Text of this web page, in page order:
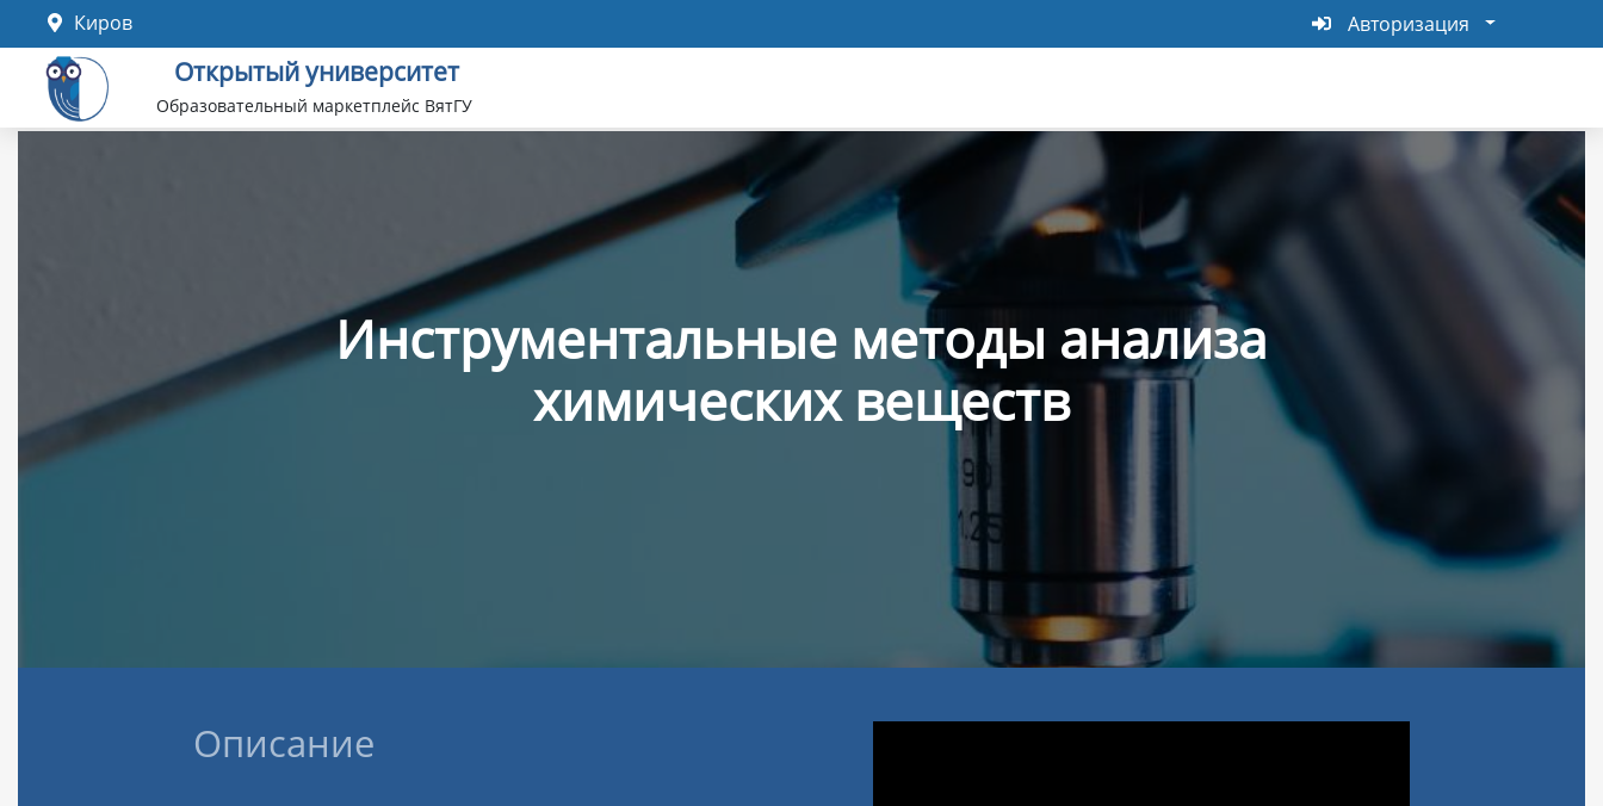
Перейти
к
основному
содержанию
Киров Авторизация
Авторизация
Открытый университет
Образовательный маркетплейс ВятГУ
Инструментальные методы анализа
химических веществ
Описание